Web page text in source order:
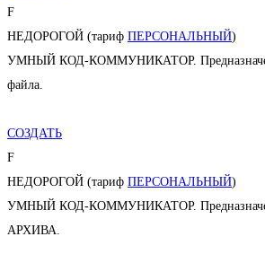
F
НЕДОРОГОЙ (тариф ПЕРСОНАЛЬНЫЙ)
УМНЫЙ КОД-КОММУНИКАТОР. Предназначен
файла.
СОЗДАТЬ
F
НЕДОРОГОЙ (тариф ПЕРСОНАЛЬНЫЙ)
УМНЫЙ КОД-КОММУНИКАТОР. Предназначен
АРХИВА.